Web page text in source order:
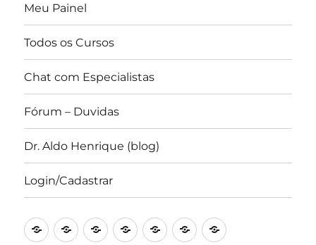
Meu Painel
Todos os Cursos
Chat com Especialistas
Fórum – Duvidas
Dr. Aldo Henrique (blog)
Login/Cadastrar
PortalConverse
Blog CanalForumIDE
Revista